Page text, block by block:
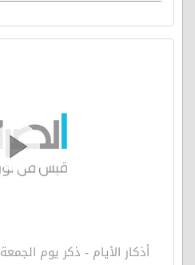
أذكار الأيام - ذكر يوم الجمعة